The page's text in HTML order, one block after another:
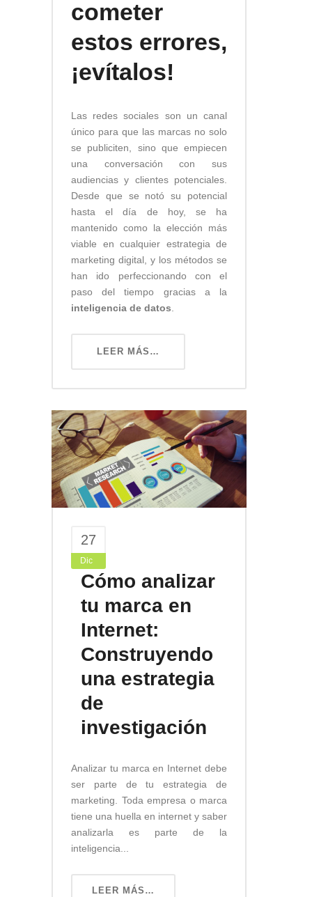
cometer
estos errores,
¡evítalos!
Las redes sociales son un canal
único para que las marcas no solo
se publiciten, sino que empiecen
una conversación con sus
audiencias y clientes potenciales.
Desde que se notó su potencial
hasta el día de hoy, se ha
mantenido como la elección más
viable en cualquier estrategia de
marketing digital, y los métodos se
han ido perfeccionando con el
paso del tiempo gracias a la
inteligencia de datos
LEER MÁS…
27
Dic
Cómo analizar
tu marca en
Internet:
Construyendo
una estrategia
de
investigación
Analizar tu marca en Internet debe
ser parte de tu estrategia de
marketing. Toda empresa o marca
tiene una huella en internet y saber
analizarla es parte de la
inteligencia...
LEER MÁS…